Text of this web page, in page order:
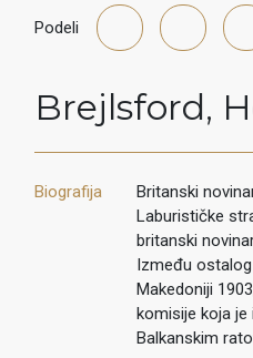
Podeli
Brejlsford,
Biografija
Britanski
Laburističke
britanski
Između
Makedoniji
komisije koja
Balkanskim